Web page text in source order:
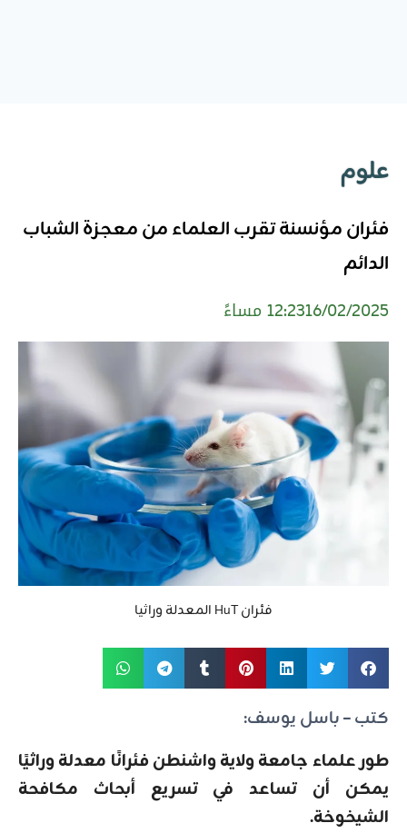
علوم
فئران مؤنسنة تقرب العلماء من معجزة الشباب
الدائم
16/02/202512:23 مساءً
فئران HuT المعدلة وراثيا
كتب – باسل يوسف:
طور علماء جامعة ولاية واشنطن فئرانًا معدلة وراثيًا
يمكن أن تساعد في تسريع أبحاث مكافحة
الشيخوخة.